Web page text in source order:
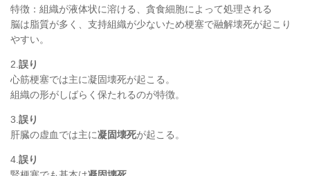
特徴：組織が液体状に溶ける、 貪食細胞によって処理される
脳は脂質が多く、支持組織が少ないため梗塞で融解壊死が起こり
やすい。
2. 誤り
心筋梗塞では主に凝固壊死が起こる。
組織の形がしばらく保たれるのが特徴。
3. 誤り
肝臓の虚血では主に凝固壊死が起こる。
4. 誤り